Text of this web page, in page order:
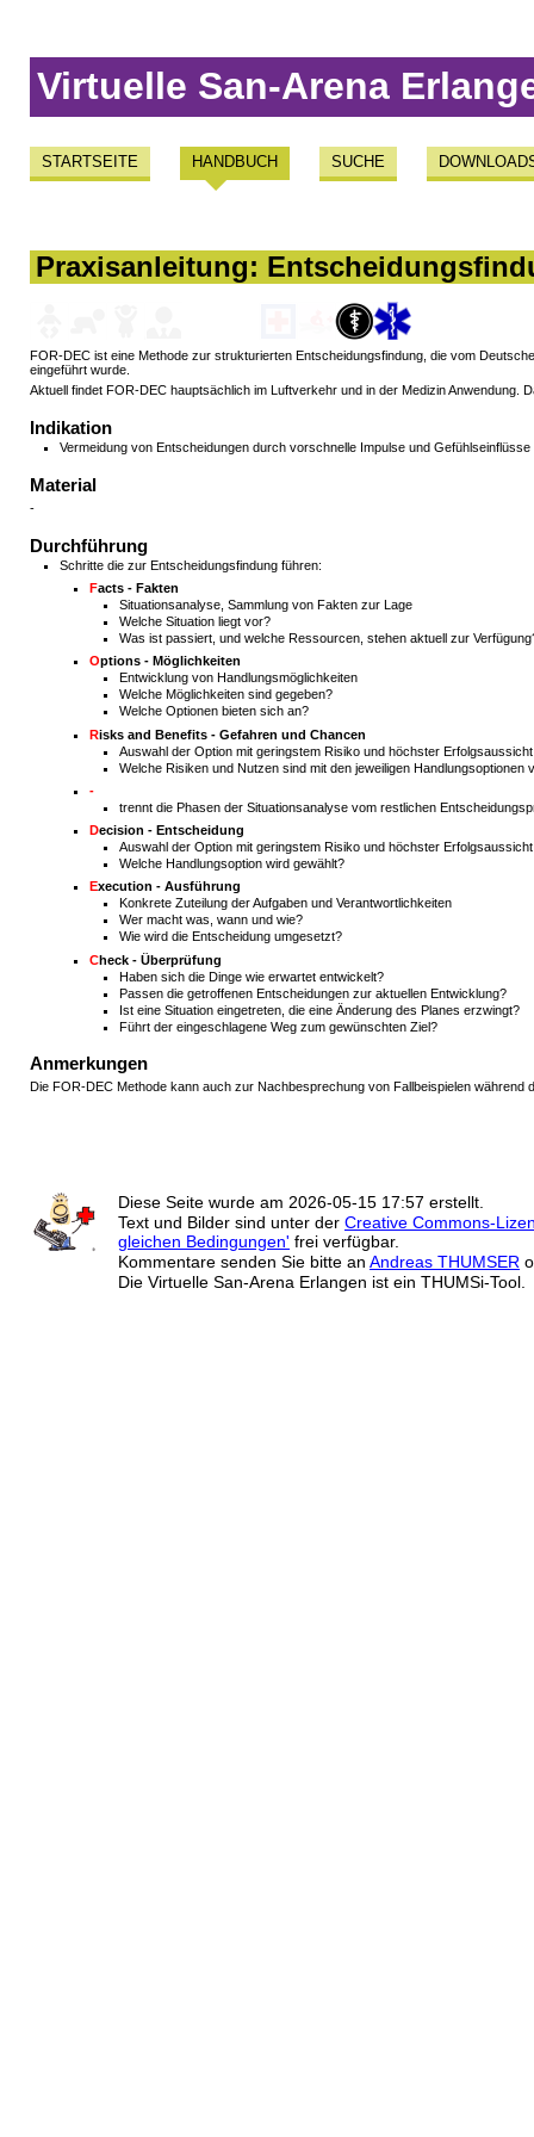
Virtuelle San-Arena
STARTSEITE HANDBUCH SUCHE
Praxisanleitung:
FOR-DEC ist eine Methode zur strukturierten Entscheidungsfindung, die vom
eingeführt wurde.
Aktuell findet FOR-DEC hauptsächlich im Luftverkehr und in der Medizin
Indikation
Vermeidung von Entscheidungen durch vorschnelle Impulse und Gefühlseinflüsse
Material
-
Durchführung
Schritte die zur Entscheidungsfindung führen:
Facts - Fakten
Situationsanalyse, Sammlung von Fakten zur Lage
Welche Situation liegt vor?
Was ist passiert, und welche Ressourcen, stehen aktuell zur
Options - Möglichkeiten
Entwicklung von Handlungsmöglichkeiten
Welche Möglichkeiten sind gegeben?
Welche Optionen bieten sich an?
Risks and Benefits - Gefahren und Chancen
Auswahl der Option mit geringstem Risiko und höchster Erfolgsaussicht
Welche Risiken und Nutzen sind mit den jeweiligen Handlungsoptionen
-
trennt die Phasen der Situationsanalyse vom restlichen
Decision - Entscheidung
Auswahl der Option mit geringstem Risiko und höchster Erfolgsaussicht
Welche Handlungsoption wird gewählt?
Execution - Ausführung
Konkrete Zuteilung der Aufgaben und Verantwortlichkeiten
Wer macht was, wann und wie?
Wie wird die Entscheidung umgesetzt?
Check - Überprüfung
Haben sich die Dinge wie erwartet entwickelt?
Passen die getroffenen Entscheidungen zur aktuellen Entwicklung?
Ist eine Situation eingetreten, die eine Änderung des Planes erzwingt?
Führt der eingeschlagene Weg zum gewünschten Ziel?
Anmerkungen
Die FOR-DEC Methode kann auch zur Nachbesprechung von Fallbeispielen während
Diese Seite wurde am 2026-05-15 17:57 erstellt.
Text und Bilder sind unter der Creative Commons-
gleichen Bedingungen' frei verfügbar.
Kommentare senden Sie bitte an Andreas THUMSER
Die Virtuelle San-Arena Erlangen ist ein THUMSi-Tool.